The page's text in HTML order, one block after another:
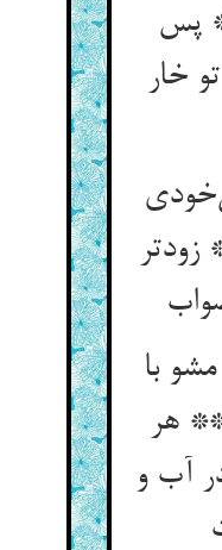
پس
خار
با
هر
آب و